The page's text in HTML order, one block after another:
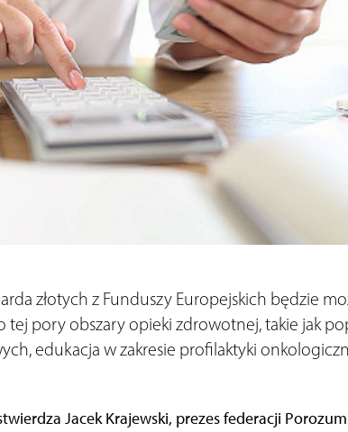
złotych z Funduszy Europejskich będzie
pory obszary opieki zdrowotnej, takie jak
edukacja w zakresie profilaktyki
Jacek Krajewski, prezes federacji